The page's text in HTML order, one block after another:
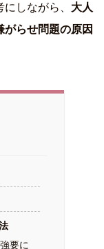
しながら、 大人
がらせ問題の原因
要に